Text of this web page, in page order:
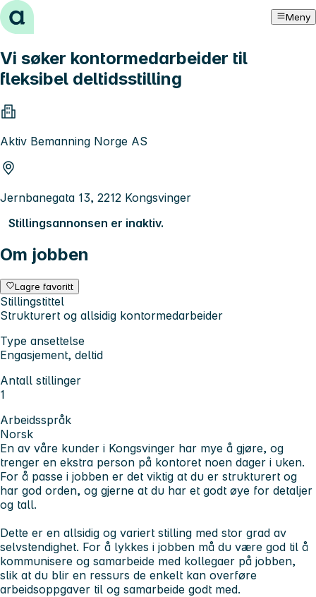
Hopp til innhold Meny
Vi søker kontormedarbeider til
fleksibel deltidsstilling
Aktiv Bemanning Norge AS
Jernbanegata 13, 2212 Kongsvinger
Stillingsannonsen er inaktiv.
Om jobben
Lagre favoritt
Stillingstittel
Strukturert og allsidig kontormedarbeider
Type ansettelse
Engasjement, deltid
Antall stillinger
1
Arbeidsspråk
Norsk
En av våre kunder i Kongsvinger har mye å gjøre, og
trenger en ekstra person på kontoret noen dager i uken.
For å passe i jobben er det viktig at du er strukturert og
har god orden, og gjerne at du har et godt øye for detaljer
og tall.
Dette er en allsidig og variert stilling med stor grad av
selvstendighet. For å lykkes i jobben må du være god til å
kommunisere og samarbeide med kollegaer på jobben,
slik at du blir en ressurs de enkelt kan overføre
arbeidsoppgaver til og samarbeide godt med.